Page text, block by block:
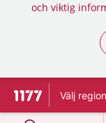
och viktig
Till startsidan för
Välj region
på 1177.se